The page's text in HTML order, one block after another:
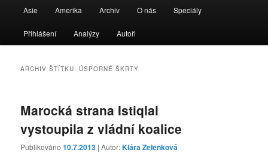
Asie Amerika Archiv O nás Speciály
Přihlášení Analýzy Autoři
ARCHIV ŠTÍTKU:ÚSPORNÉ ŠKRTY
Marocká strana Istiqlal
vystoupila z vládní koalice
Publikováno10.7.2013 | Autor:Klára Zelenková